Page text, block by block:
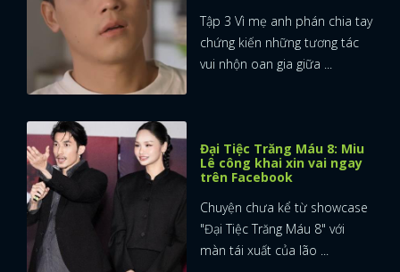
Tập 3 Vì mẹ anh phán chia tay
chứng kiến những tương tác
vui nhộn oan gia giữa ...
Đại Tiệc Trăng Máu 8: Miu
Lê công khai xin vai ngay
trên Facebook
Chuyện chưa kể từ showcase
"Đại Tiệc Trăng Máu 8" với
màn tái xuất của lão ...